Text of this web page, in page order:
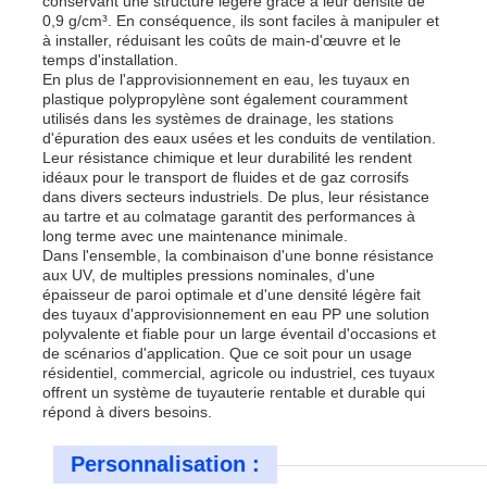
0,9 g/cm³. En conséquence, ils sont faciles à manipuler et
à installer, réduisant les coûts de main-d'œuvre et le
temps d'installation.
En plus de l'approvisionnement en eau, les tuyaux en
plastique polypropylène sont également couramment
utilisés dans les systèmes de drainage, les stations
d'épuration des eaux usées et les conduits de ventilation.
Leur résistance chimique et leur durabilité les rendent
idéaux pour le transport de fluides et de gaz corrosifs
dans divers secteurs industriels. De plus, leur résistance
au tartre et au colmatage garantit des performances à
long terme avec une maintenance minimale.
Dans l'ensemble, la combinaison d'une bonne résistance
aux UV, de multiples pressions nominales, d'une
épaisseur de paroi optimale et d'une densité légère fait
des tuyaux d'approvisionnement en eau PP une solution
polyvalente et fiable pour un large éventail d'occasions et
de scénarios d'application. Que ce soit pour un usage
résidentiel, commercial, agricole ou industriel, ces tuyaux
offrent un système de tuyauterie rentable et durable qui
répond à divers besoins.
Personnalisation :